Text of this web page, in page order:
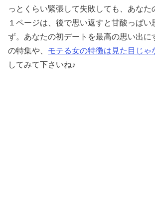
っとくらい緊張して失敗しても、あなた
１ページは、後で思い返すと甘酸っぱい
ず。あなたの初デートを最高の思い出に
の特集や、 モテる女の特徴は見た目じゃ
してみて下さいね♪